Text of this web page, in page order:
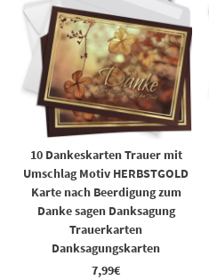
10 Dankeskarten Trauer mit
Umschlag Motiv HERBSTGOLD
Karte nach Beerdigung zum
Danke sagen Danksagung
Trauerkarten
Danksagungskarten
7,99€